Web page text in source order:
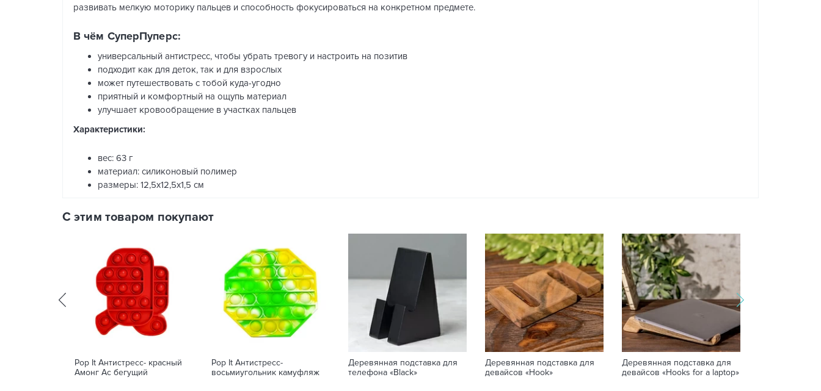
развивать мелкую моторику пальцев и способность фокусироваться на конкретном предмете.
В чём СуперПуперс:
универсальный антистресс, чтобы убрать тревогу и настроить на позитив
подходит как для деток, так и для взрослых
может путешествовать с тобой куда-угодно
приятный и комфортный на ощупь материал
улучшает кровообращение в участках пальцев
Характеристики:
вес: 63 г
материал: силиконовый полимер
размеры: 12,5х12,5х1,5 см
С этим товаром покупают
Pop It Антистресс- красный
Амонг Ас бегущий
Pop It Антистресс-
восьмиугольник камуфляж
Деревянная подставка для
телефона «Black»
Деревянная подставка для
девайсов «Hook»
Деревянная подставка для
девайсов «Hooks for a laptop»